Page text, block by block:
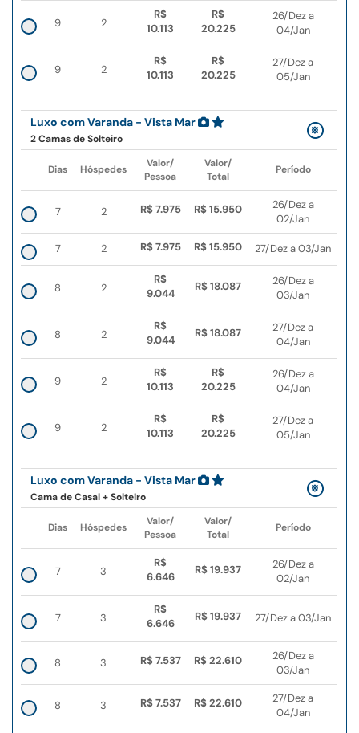
9 2
R$
10.113
R$
20.225
26/Dez a
04/Jan
9 2
R$
10.113
R$
20.225
27/Dez a
05/Jan
Luxo com Varanda - Vista Mar
2 Camas de Solteiro
Dias Hóspedes
Valor/
Pessoa
Valor/
Total
Período
7 2 R$ 7.975 R$ 15.950
26/Dez a
02/Jan
7 2 R$ 7.975 R$ 15.950 27/Dez a 03/Jan
8 2
R$
9.044
R$ 18.087
26/Dez a
03/Jan
8 2
R$
9.044
R$ 18.087
27/Dez a
04/Jan
9 2
R$
10.113
R$
20.225
26/Dez a
04/Jan
9 2
R$
10.113
R$
20.225
27/Dez a
05/Jan
Luxo com Varanda - Vista Mar
Cama de Casal + Solteiro
Dias Hóspedes
Valor/
Pessoa
Valor/
Total
Período
7 3
R$
6.646
R$ 19.937
26/Dez a
02/Jan
7 3
R$
6.646
R$ 19.937 27/Dez a 03/Jan
8 3 R$ 7.537 R$ 22.610
26/Dez a
03/Jan
8 3 R$ 7.537 R$ 22.610
27/Dez a
04/Jan